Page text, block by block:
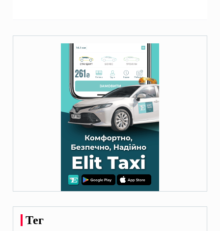
Тег